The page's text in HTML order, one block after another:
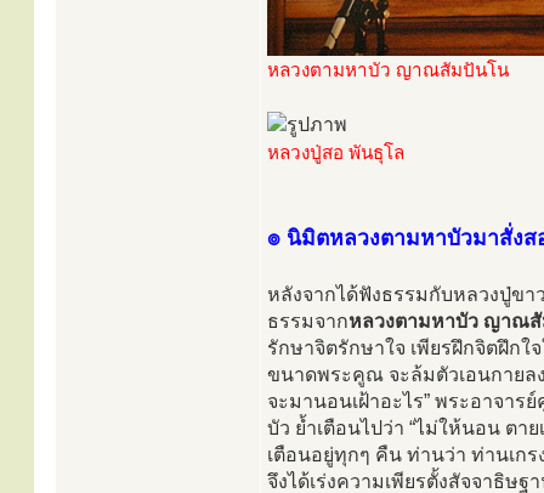
หลวงตามหาบัว ญาณสัมปันโน
หลวงปู่สอ พันธุโล
๏ นิมิตหลวงตามหาบัวมาสั่งส
หลังจากได้ฟังธรรมกับหลวงปู่ข
ธรรมจากหลวงตามหาบัว ญาณ
รักษาจิตรักษาใจ เพียรฝึกจิตฝึกใ
ขนาดพระคูณ จะล้มตัวเอนกายล
จะมานอนเฝ้าอะไร” พระอาจา
บัว ย้ำเตือนไปว่า “ไม่ให้นอน ต
เตือนอยู่ทุกๆ คืน ท่านว่า ท่านเก
จึงได้เร่งความเพียรตั้งสัจจาธิษ